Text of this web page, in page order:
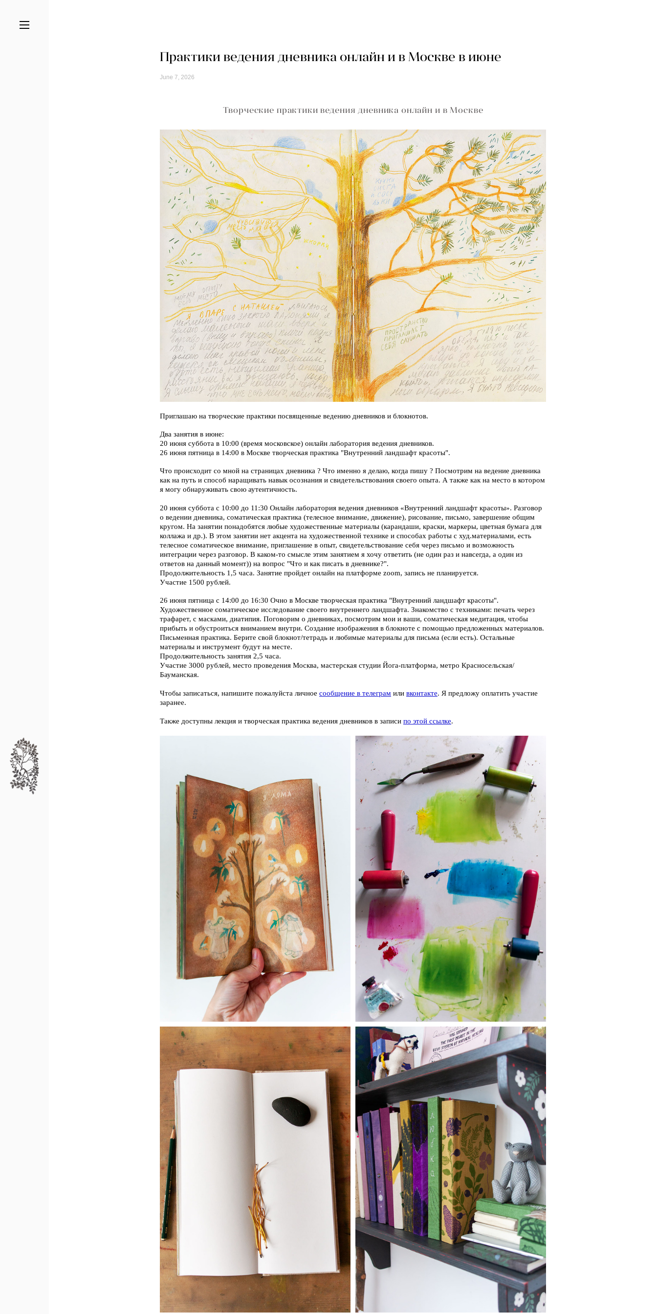
Практики ведения дневника онлайн и в Москве в июне
June 7, 2026
Творческие практики ведения дневника онлайн и в Москве
Приглашаю на творческие практики посвященные ведению дневников и блокнотов.
Два занятия в июне:
20 июня суббота в 10:00 (время московское) онлайн лаборатория ведения дневников.
26 июня пятница в 14:00 в Москве творческая практика "Внутренний ландшафт красоты".
Что происходит со мной на страницах дневника ? Что именно я делаю, когда пишу ? Посмотрим на ведение дневника
как на путь и способ наращивать навык осознания и свидетельствования своего опыта. А также как на место в котором
я могу обнаруживать свою аутентичность.
20 июня суббота с 10:00 до 11:30 Онлайн лаборатория ведения дневников «Внутренний ландшафт красоты». Разговор
о ведении дневника, соматическая практика (телесное внимание, движение), рисование, письмо, завершение общим
кругом. На занятии понадобятся любые художественные материалы (карандаши, краски, маркеры, цветная бумага для
коллажа и др.). В этом занятии нет акцента на художественной технике и способах работы с худ.материалами, есть
телесное соматическое внимание, приглашение в опыт, свидетельствование себя через письмо и возможность
интеграции через разговор. В каком-то смысле этим занятием я хочу ответить (не один раз и навсегда, а один из
ответов на данный момент)) на вопрос "Что и как писать в дневнике?".
Продолжительность 1,5 часа. Занятие пройдет онлайн на платформе zoom, запись не планируется.
Участие 1500 рублей.
26 июня пятница с 14:00 до 16:30 Очно в Москве творческая практика "Внутренний ландшафт красоты".
Художественное соматическое исследование своего внутреннего ландшафта. Знакомство с техниками: печать через
трафарет, с масками, диатипия. Поговорим о дневниках, посмотрим мои и ваши, соматическая медитация, чтобы
прибыть и обустроиться вниманием внутри. Создание изображения в блокноте с помощью предложенных материалов.
Письменная практика. Берите свой блокнот/тетрадь и любимые материалы для письма (если есть). Остальные
материалы и инструмент будут на месте.
Продолжительность занятия 2,5 часа.
Участие 3000 рублей, место проведения Москва, мастерская студии Йога-платформа, метро Красносельская/
Бауманская.
Чтобы записаться, напишите пожалуйста личное сообщение в телеграм или вконтакте. Я предложу оплатить участие
заранее.
Также доступны лекция и творческая практика ведения дневников в записи по этой ссылке.